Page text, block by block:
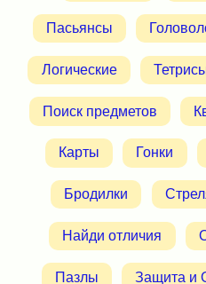
Пасьянсы
Логические
Поиск предметов
Карты Гонки
Бродилки
Найди отличия
Пазлы Защита и